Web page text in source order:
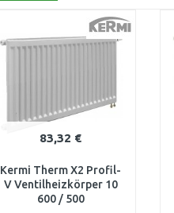
83,32 €
Kermi Therm X2 Profil-
V Ventilheizkörper 10
600 / 500